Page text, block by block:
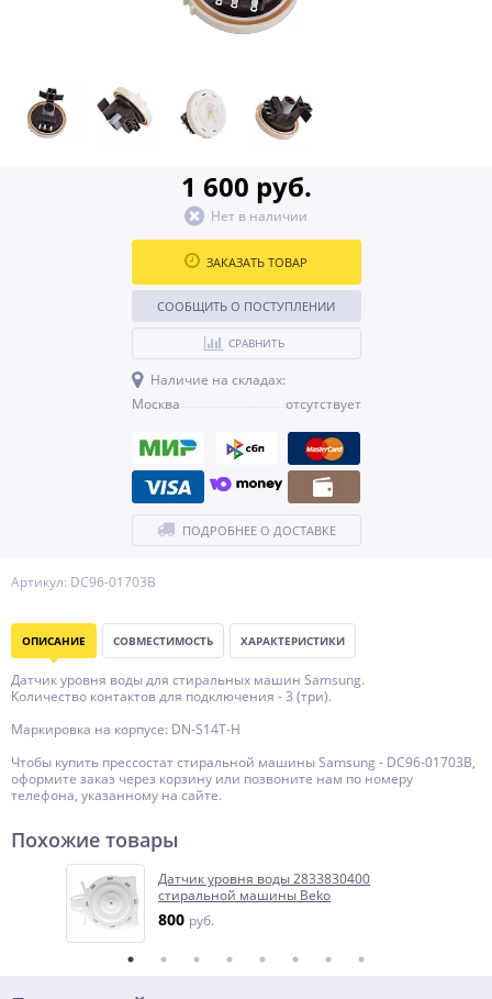
Артикул: DC96-01703B
1 600 руб.
Нет в наличии
ЗАКАЗАТЬ ТОВАР
СООБЩИТЬ О ПОСТУПЛЕНИИ
СРАВНИТЬ
Наличие на складах:
Москва
отсутствует
ПОДРОБНЕЕ О ДОСТАВКЕ
ОПИСАНИЕ СОВМЕСТИМОСТЬ ХАРАКТЕРИСТИКИ
Датчик уровня воды для стиральных машин Samsung.
Количество контактов для подключения - 3 (три).
Маркировка на корпусе: DN-S14T-H
Чтобы купить прессостат стиральной машины Samsung - DC96-01703B,
оформите заказ через корзину или позвоните нам по номеру
телефона, указанному на сайте.
Похожие товары
Датчик уровня воды 2833830400
стиральной машины Beko
800 руб.